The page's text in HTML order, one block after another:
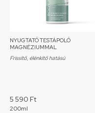
NYUGTATÓ TESTÁPOLÓ
MAGNÉZIUMMAL
Frissítő, élénkítő hatású
5 590 Ft
200ml